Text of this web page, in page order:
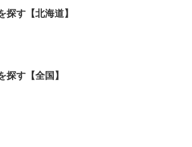
す【北海道】
す【全国】